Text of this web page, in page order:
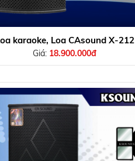
karaoke, Loa CAsound X-212
Giá: 18.900.000đ